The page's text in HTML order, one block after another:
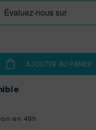
AJOUTER AU PANIER
en 48h